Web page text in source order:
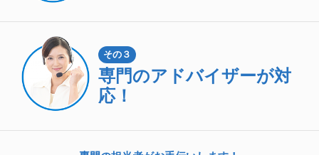
その３
専門のアドバイザーが対
応！